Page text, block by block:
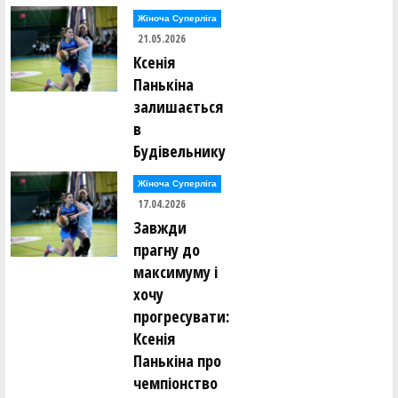
Лев Мунтянов ()
Ярослав Мурашко ()
Євген Нагорний ()
Олександр Нагорний ()
Михайло Насонов ()
Михайло Невечеря ()
Євгеній Непокритий ()
Богдан Нестеренко ()
Володимир Нестеров ()
Юрій Нетьора ()
Сергій Ніколащенко ()
катерина Обоянська ()
Олег Овчаренко ()
Євгеній Ольховський ()
Олександр Опарін ()
Жіноча Суперліга
21.05.2026
Ксенія
Панькіна
залишається
в
Будівельнику
Жіноча Суперліга
17.04.2026
Завжди
прагну до
максимуму і
хочу
прогресувати:
Ксенія
Панькіна про
чемпіонство